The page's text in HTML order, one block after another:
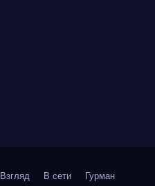
Взгляд В сети Гурман